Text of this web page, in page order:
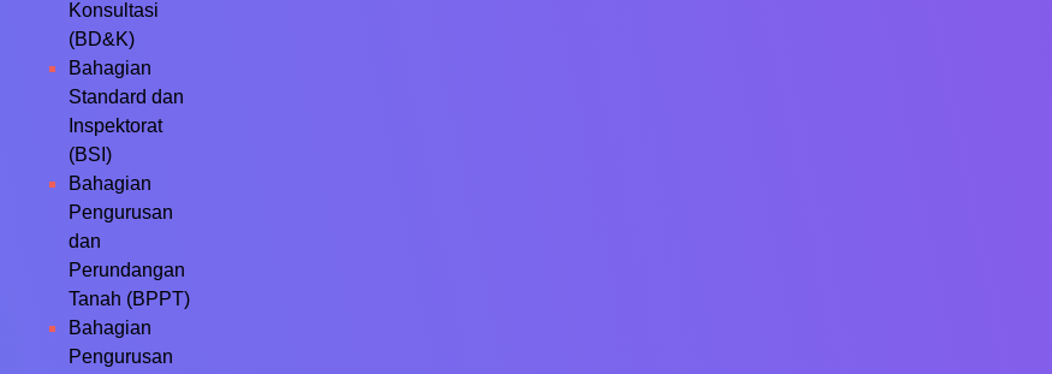
Konsultasi
(BD&K)
Bahagian
Standard dan
Inspektorat
(BSI)
Bahagian
Pengurusan
dan
Perundangan
Tanah (BPPT)
Bahagian
Pengurusan